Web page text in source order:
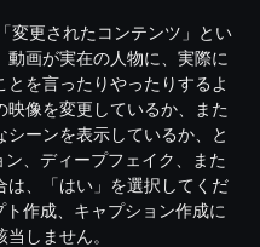
変更されたコンテンツ」とい
画が実在の人物に、実際に
を言ったりやったりするよ
映像を変更しているか、また
ーンを表示しているか、と
、ディープフェイク、また
は、「はい」を選択してくだ
作成、キャプション作成に
しません。